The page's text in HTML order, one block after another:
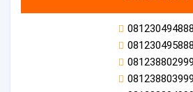
081230494888
081230495888
081238802999
081238803999